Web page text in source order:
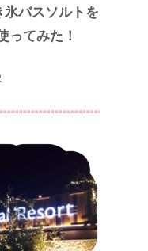
バスソルト​を
ってみた！